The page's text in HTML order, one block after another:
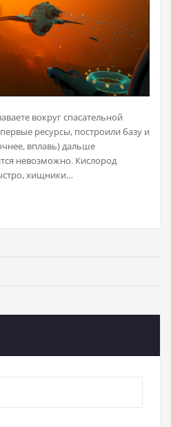
вокруг спасательной
ресурсы, построили базу и
вплавь) дальше
невозможно. Кислород
хищники…